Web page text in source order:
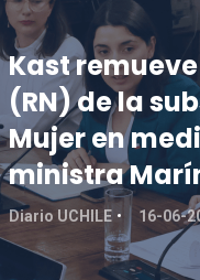
Kast
(RN) de la
Mujer en
ministra
Diario UCHILE 16-06-